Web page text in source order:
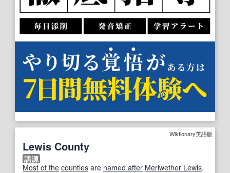
Wiktionary英語版
Lewis County
語源
Most of the counties are named after Meriwether Lewis.